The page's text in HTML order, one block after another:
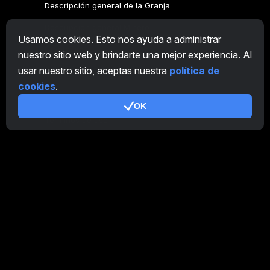
Usamos cookies. Esto nos ayuda a administrar
nuestro sitio web y brindarte una mejor experiencia. Al
usar nuestro sitio, aceptas nuestra política de
cookies.
OK
Descripción general de la Granja
CryptoTab
Programa de Afiliación
Términos de uso